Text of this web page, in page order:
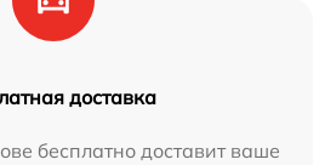
доставка
бесплатно доставит ваше